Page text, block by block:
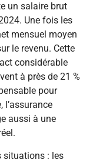
un salaire brut
Une fois les
mensuel moyen
le revenu. Cette
considérable
à près de 21 %
pour
l’assurance
aussi à une
situations : les